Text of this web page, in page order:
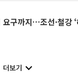
구까지…조선·철강
더보기